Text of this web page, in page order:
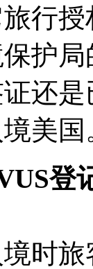
行
护
还
美
登
时